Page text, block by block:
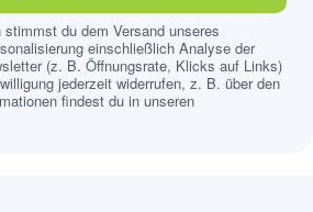
du dem Versand unseres
einschließlich Analyse der
(z. B. Öffnungsrate, Klicks auf Links)
jederzeit widerrufen, z. B. über den
findest du in unseren